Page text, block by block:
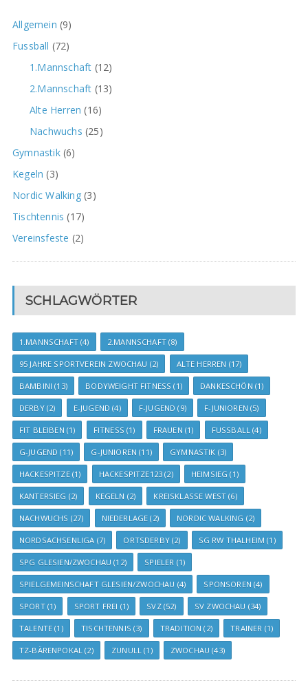
Allgemein (9)
Fussball (72)
1.Mannschaft (12)
2.Mannschaft (13)
Alte Herren (16)
Nachwuchs (25)
Gymnastik(6)
Kegeln (3)
Nordic Walking(3)
Tischtennis (17)
Vereinsfeste (2)
SCHLAGWÖRTER
1.MANNSCHAFT(4) 2.MANNSCHAFT(8)
95 JAHRE SPORTVEREIN ZWOCHAU (2) ALTE HERREN (17)
BAMBINI (13) BODYWEIGHT FITNESS (1) DANKESCHÖN (1)
DERBY(2) E-JUGEND (4) F-JUGEND (9) F-JUNIOREN (5)
FIT BLEIBEN (1) FITNESS (1) FRAUEN (1) FUSSBALL (4)
G-JUGEND (11) G-JUNIOREN (11) GYMNASTIK (3)
HACKESPITZE(1) HACKESPITZE123 (2) HEIMSIEG (1)
KANTERSIEG (2) KEGELN (2) KREISKLASSE WEST (6)
NACHWUCHS (27) NIEDERLAGE (2) NORDIC WALKING (2)
NORDSACHSENLIGA (7) ORTSDERBY(2) SG RW THALHEIM (1)
SPG GLESIEN/ZWOCHAU (12) SPIELER (1)
SPIELGEMEINSCHAFT GLESIEN/ZWOCHAU (4) SPONSOREN (4)
SPORT(1) SPORT FREI (1) SVZ(52) SV ZWOCHAU (34)
TALENTE (1) TISCHTENNIS (3) TRADITION (2) TRAINER (1)
TZ-BÄRENPOKAL (2) ZUNULL (1) ZWOCHAU (43)